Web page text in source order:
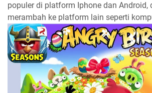
populer di platform Iphone dan Android,
merambah ke platform lain seperti